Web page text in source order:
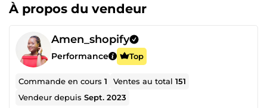
À propos du vendeur
Amen_shopify
Performance Top
Commande en cours1 Ventes au total151
Vendeur depuisSept. 2023